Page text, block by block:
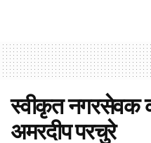
स्वीकृत नगरसेवक
अमरदीप परचुरे